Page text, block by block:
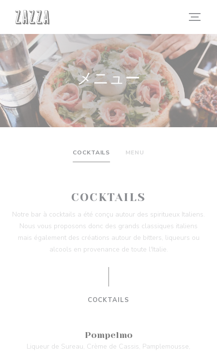
メニュー
COCKTAILS MENU
COCKTAILS
Notre bar à cocktails a été conçu autour des spiritueux Italiens.
Nous vous proposons donc des grands classiques italiens
mais également des créations autour de bitters, liqueurs ou
alcools en provenance de toute l'Italie.
COCKTAILS
Pompelmo
Liqueur de Sureau, Crème de Cassis, Pamplemousse,